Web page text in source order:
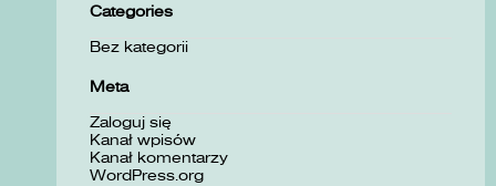
Categories
Bez kategorii
Meta
Zaloguj się
Kanał wpisów
Kanał komentarzy
WordPress.org